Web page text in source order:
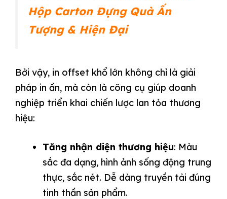
Hộp Carton Đựng Quà Ấn
Tượng & Hiện Đại
Bởi vậy, in offset khổ lớn không chỉ là giải
pháp in ấn, mà còn là công cụ giúp doanh
nghiệp triển khai chiến lược lan tỏa thương
hiệu:
Tăng nhận diện thương hiệu: Màu
sắc đa dạng, hình ảnh sống động trung
thực, sắc nét. Dễ dàng truyền tải đúng
tinh thần sản phẩm.